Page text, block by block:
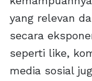
yang relevan
secara
seperti like,
media sosial